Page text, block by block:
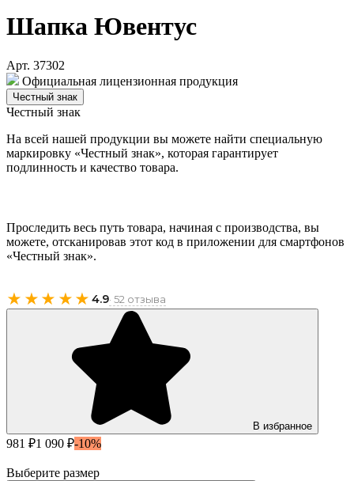
Шапка Ювентус
Арт. 37302
Официальная лицензионная продукция
Честный знак
Честный знак
На всей нашей продукции вы можете найти специальную
маркировку «Честный знак», которая гарантирует
подлинность и качество товара.
Проследить весь путь товара, начиная с производства, вы
можете, отсканировав этот код в приложении для смартфонов
«Честный знак».
★★★★★ 4.9· 52 отзыва
В избранное
981 ₽1 090 ₽-10%
Выберите размер